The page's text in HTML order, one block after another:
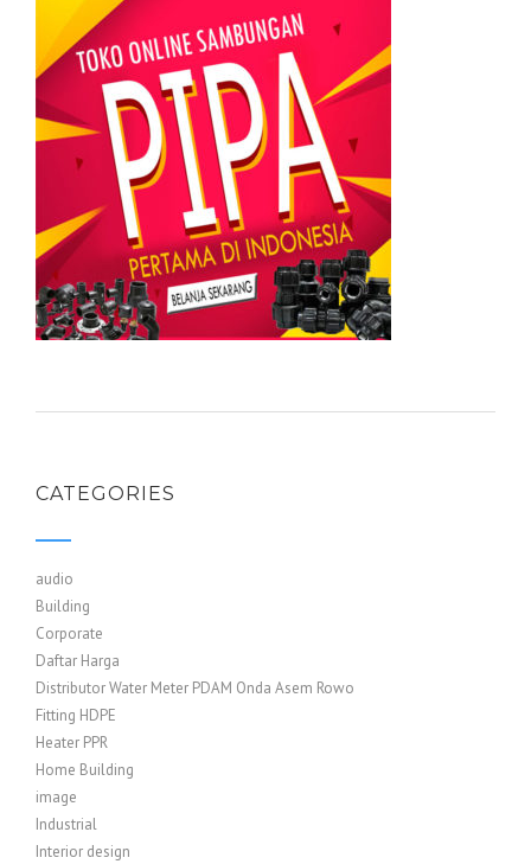
CATEGORIES
audio
Building
Corporate
Daftar Harga
Distributor Water Meter PDAM Onda Asem Rowo
Fitting HDPE
Heater PPR
Home Building
image
Industrial
Interior design